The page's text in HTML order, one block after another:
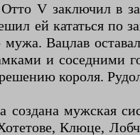
V заключил в
ей кататься по
Вацлав
и
короля.
мужская
Клюце,